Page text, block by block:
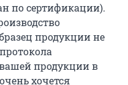
по сертификации).
продукции не
продукции в
хочется